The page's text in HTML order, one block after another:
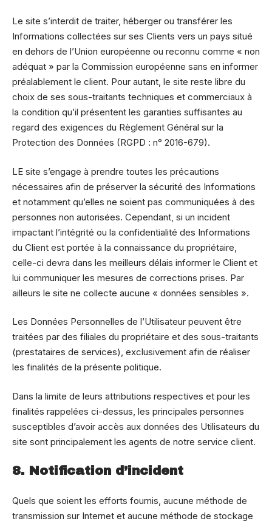
Le site s’interdit de traiter, héberger ou transférer les
Informations collectées sur ses Clients vers un pays situé
en dehors de l’Union européenne ou reconnu comme « non
adéquat » par la Commission européenne sans en informer
préalablement le client. Pour autant, le site reste libre du
choix de ses sous-traitants techniques et commerciaux à
la condition qu’il présentent les garanties suffisantes au
regard des exigences du Règlement Général sur la
Protection des Données (RGPD : n° 2016-679).
LE site s’engage à prendre toutes les précautions
nécessaires afin de préserver la sécurité des Informations
et notamment qu’elles ne soient pas communiquées à des
personnes non autorisées. Cependant, si un incident
impactant l’intégrité ou la confidentialité des Informations
du Client est portée à la connaissance du propriétaire,
celle-ci devra dans les meilleurs délais informer le Client et
lui communiquer les mesures de corrections prises. Par
ailleurs le site ne collecte aucune « données sensibles ».
Les Données Personnelles de l’Utilisateur peuvent être
traitées par des filiales du propriétaire et des sous-traitants
(prestataires de services), exclusivement afin de réaliser
les finalités de la présente politique.
Dans la limite de leurs attributions respectives et pour les
finalités rappelées ci-dessus, les principales personnes
susceptibles d’avoir accès aux données des Utilisateurs du
site sont principalement les agents de notre service client.
8. Notification d’incident
Quels que soient les efforts fournis, aucune méthode de
transmission sur Internet et aucune méthode de stockage